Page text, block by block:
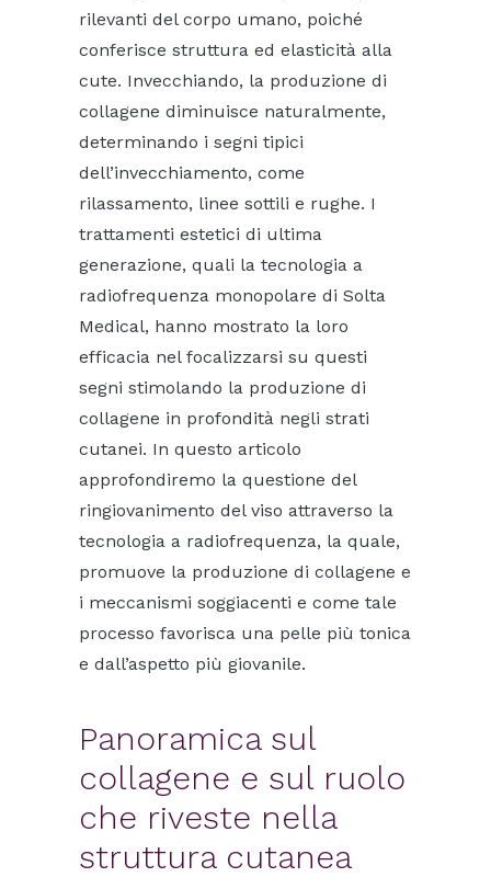
rilevanti del corpo umano, poiché
conferisce struttura ed elasticità alla
cute. Invecchiando, la produzione di
collagene diminuisce naturalmente,
determinando i segni tipici
dell’invecchiamento, come
rilassamento, linee sottili e rughe. I
trattamenti estetici di ultima
generazione, quali la tecnologia a
radiofrequenza monopolare di Solta
Medical, hanno mostrato la loro
efficacia nel focalizzarsi su questi
segni stimolando la produzione di
collagene in profondità negli strati
cutanei. In questo articolo
approfondiremo la questione del
ringiovanimento del viso attraverso la
tecnologia a radiofrequenza, la quale,
promuove la produzione di collagene e
i meccanismi soggiacenti e come tale
processo favorisca una pelle più tonica
e dall’aspetto più giovanile.
Panoramica sul
collagene e sul ruolo
che riveste nella
struttura cutanea